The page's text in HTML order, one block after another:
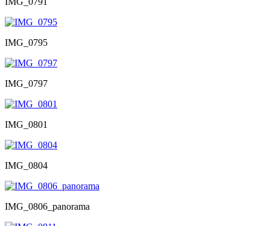
IMG_0795
IMG_0797
IMG_0801
IMG_0804
IMG_0806_panorama